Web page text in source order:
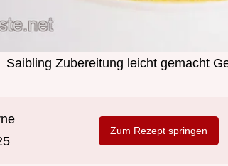
Saibling Zubereitung leicht gemacht
Zum Rezept springen